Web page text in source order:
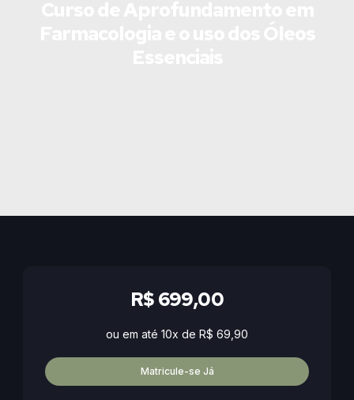
R$ 699,00
ou em até 10x de R$ 69,90
Matricule-se Já